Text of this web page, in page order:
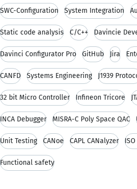
SWC-Configuration System Integration
Static code analysis C/C++ Davincie
Davinci Configurator Pro GitHub Jira
CANFD Systems Engineering J1939
32 bit Micro Controller Infineon Tricore
INCA Debugger MISRA-C Poly Space QAC
Unit Testing CANoe CAPL CANalyzer ISO
Functional safety